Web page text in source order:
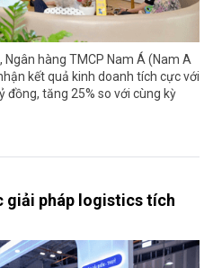
hàng TMCP Nam Á (Nam A
kết quả kinh doanh tích cực với
đồng, tăng 25% so với cùng kỳ
giải pháp logistics tích